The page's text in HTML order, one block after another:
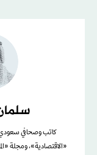
كاتب وصحافي
«الاقتصادية»، ومجلة